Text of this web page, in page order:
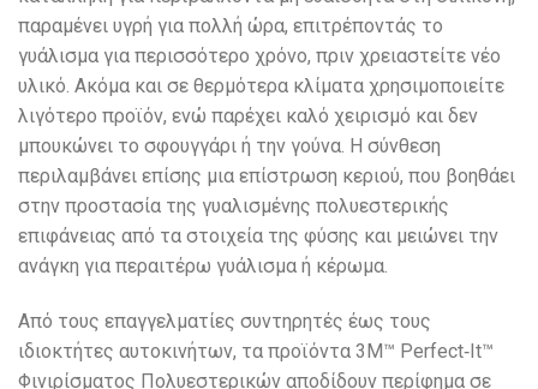
παραμένει υγρή για πολλή ώρα, επιτρέποντάς το
γυάλισμα για περισσότερο χρόνο, πριν χρειαστείτε νέο
υλικό. Ακόμα και σε θερμότερα κλίματα χρησιμοποιείτε
λιγότερο προϊόν, ενώ παρέχει καλό χειρισμό και δεν
μπουκώνει το σφουγγάρι ή την γούνα. Η σύνθεση
περιλαμβάνει επίσης μια επίστρωση κεριού, που βοηθάει
στην προστασία της γυαλισμένης πολυεστερικής
επιφάνειας από τα στοιχεία της φύσης και μειώνει την
ανάγκη για περαιτέρω γυάλισμα ή κέρωμα.
Από τους επαγγελματίες συντηρητές έως τους
ιδιοκτήτες αυτοκινήτων, τα προϊόντα 3M™ Perfect‐It™
Φινιρίσματος Πολυεστερικών αποδίδουν περίφημα σε